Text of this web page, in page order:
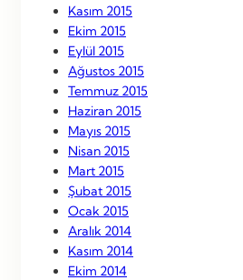
Kasım 2015
Ekim 2015
Eylül 2015
Ağustos 2015
Temmuz 2015
Haziran 2015
Mayıs 2015
Nisan 2015
Mart 2015
Şubat 2015
Ocak 2015
Aralık 2014
Kasım 2014
Ekim 2014